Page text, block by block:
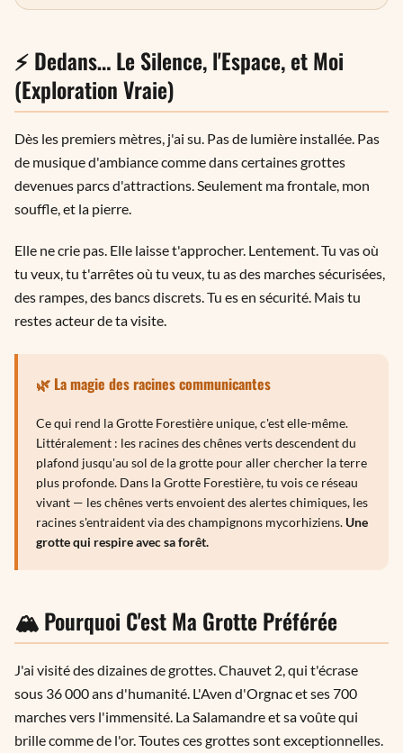
⚡ Dedans… Le Silence, l'Espace, et Moi
(Exploration Vraie)
Dès les premiers mètres, j'ai su. Pas de lumière installée. Pas
de musique d'ambiance comme dans certaines grottes
devenues parcs d'attractions. Seulement ma frontale, mon
souffle, et la pierre.
Elle ne crie pas. Elle laisse t'approcher. Lentement. Tu vas où
tu veux, tu t'arrêtes où tu veux, tu as des marches sécurisées,
des rampes, des bancs discrets. Tu es en sécurité. Mais tu
restes acteur de ta visite.
🌿 La magie des racines communicantes
Ce qui rend la Grotte Forestière unique, c'est elle-même.
Littéralement : les racines des chênes verts descendent du
plafond jusqu'au sol de la grotte pour aller chercher la terre
plus profonde. Dans la Grotte Forestière, tu vois ce réseau
vivant — les chênes verts envoient des alertes chimiques, les
racines s'entraident via des champignons mycorhiziens. Une
grotte qui respire avec sa forêt.
🏔️ Pourquoi C'est Ma Grotte Préférée
J'ai visité des dizaines de grottes. Chauvet 2, qui t'écrase
sous 36 000 ans d'humanité. L'Aven d'Orgnac et ses 700
marches vers l'immensité. La Salamandre et sa voûte qui
brille comme de l'or. Toutes ces grottes sont exceptionnelles.